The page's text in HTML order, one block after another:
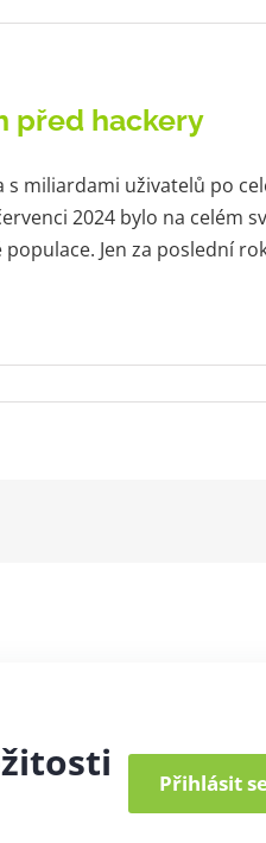
před hackery
miliardami uživatelů po
2024 bylo na celém
Jen za poslední
Přihlásit